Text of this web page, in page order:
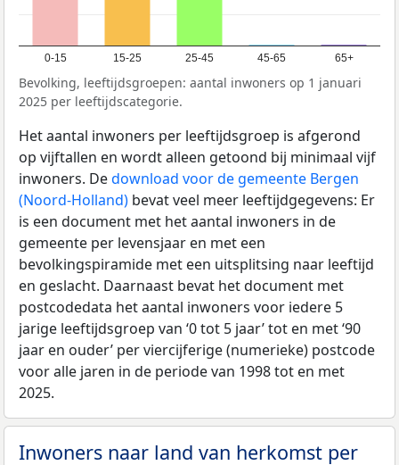
0-15 15-25 25-45 45-65 65+
Bevolking, leeftijdsgroepen: aantal inwoners op 1 januari
2025 per leeftijdscategorie.
Het aantal inwoners per leeftijdsgroep is afgerond
op vijftallen en wordt alleen getoond bij minimaal vijf
inwoners. Dedownload voor de gemeente Bergen
(Noord-Holland) bevat veel meer leeftijdgegevens: Er
is een document met het aantal inwoners in de
gemeente per levensjaar en met een
bevolkingspiramide met een uitsplitsing naar leeftijd
en geslacht. Daarnaast bevat het document met
postcodedata het aantal inwoners voor iedere 5
jarige leeftijdsgroep van ‘0 tot 5 jaar’ tot en met ‘90
jaar en ouder’ per viercijferige (numerieke) postcode
voor alle jaren in de periode van 1998 tot en met
2025.
Inwoners naar land van herkomst per